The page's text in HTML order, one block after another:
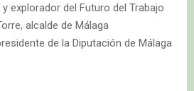
explorador del Futuro del Trabajo
alcalde de Málaga
de la Diputación de Málaga